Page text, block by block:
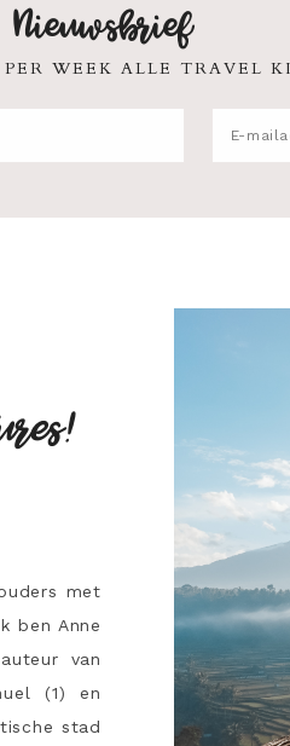
Nieuwsbrief
WEEK ALLE TRAVEL
met
ben Anne
van
(1) en
stad